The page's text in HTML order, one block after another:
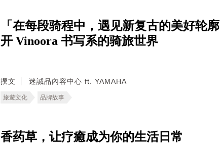
「在每段骑程中，遇见新复古的美好轮
开 Vinoora 书写系的骑旅世界
撰文 迷誠品內容中心 ft. YAMAHA
旅遊文化 品牌故事
香药草，让疗癒成为你的生活日常